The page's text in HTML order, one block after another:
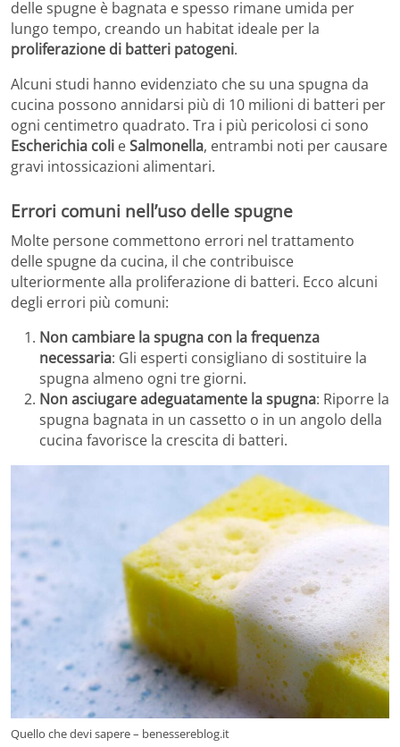
delle spugne è bagnata e spesso rimane umida per
lungo tempo, creando un habitat ideale per la
proliferazione di batteri patogeni.
Alcuni studi hanno evidenziato che su una spugna da
cucina possono annidarsi più di 10 milioni di batteri per
ogni centimetro quadrato. Tra i più pericolosi ci sono
Escherichia coli eSalmonella, entrambi noti per causare
gravi intossicazioni alimentari.
Errori comuni nell’uso delle spugne
Molte persone commettono errori nel trattamento
delle spugne da cucina, il che contribuisce
ulteriormente alla proliferazione di batteri. Ecco alcuni
degli errori più comuni:
Non cambiare la spugna con la frequenza
necessaria: Gli esperti consigliano di sostituire la
spugna almeno ogni tre giorni.
Non asciugare adeguatamente la spugna: Riporre la
spugna bagnata in un cassetto o in un angolo della
cucina favorisce la crescita di batteri.
Quello che devi sapere – benessereblog.it